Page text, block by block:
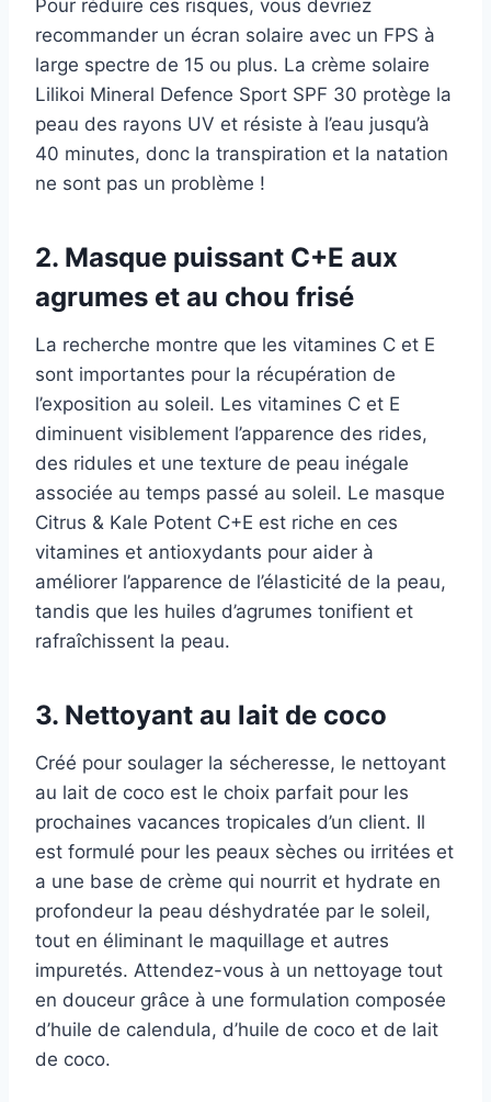
Pour réduire ces risques, vous devriez
recommander un écran solaire avec un FPS à
large spectre de 15 ou plus. La crème solaire
Lilikoi Mineral Defence Sport SPF 30 protège la
peau des rayons UV et résiste à l’eau jusqu’à
40 minutes, donc la transpiration et la natation
ne sont pas un problème !
2. Masque puissant C+E aux
agrumes et au chou frisé
La recherche montre que les vitamines C et E
sont importantes pour la récupération de
l’exposition au soleil. Les vitamines C et E
diminuent visiblement l’apparence des rides,
des ridules et une texture de peau inégale
associée au temps passé au soleil. Le masque
Citrus & Kale Potent C+E est riche en ces
vitamines et antioxydants pour aider à
améliorer l’apparence de l’élasticité de la peau,
tandis que les huiles d’agrumes tonifient et
rafraîchissent la peau.
3. Nettoyant au lait de coco
Créé pour soulager la sécheresse, le nettoyant
au lait de coco est le choix parfait pour les
prochaines vacances tropicales d’un client. Il
est formulé pour les peaux sèches ou irritées et
a une base de crème qui nourrit et hydrate en
profondeur la peau déshydratée par le soleil,
tout en éliminant le maquillage et autres
impuretés. Attendez-vous à un nettoyage tout
en douceur grâce à une formulation composée
d’huile de calendula, d’huile de coco et de lait
de coco.